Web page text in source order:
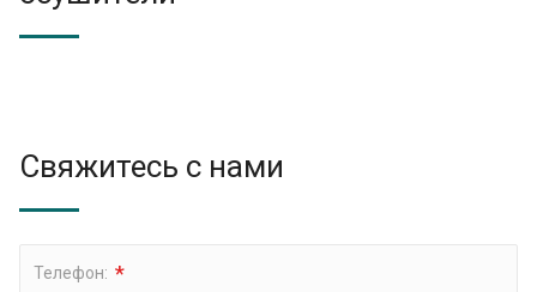
Свяжитесь с нами
Телефон: *